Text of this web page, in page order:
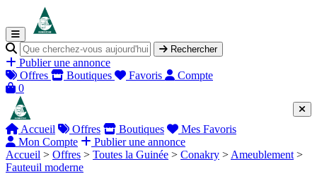
Rechercher
Publier une annonce
Offres
Boutiques Favoris
Compte
0
Accueil Offres Boutiques
Mes Favoris
Mon Compte
Publier une annonce
Accueil > Offres > Toutes la Guinée > Conakry > Ameublement >
Fauteuil moderne